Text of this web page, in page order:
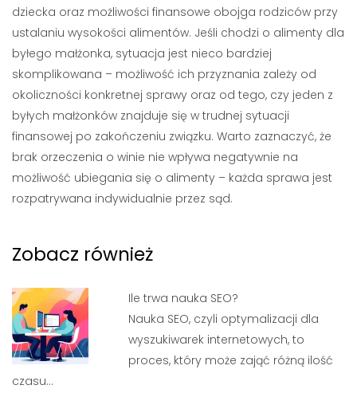
dziecka oraz możliwości finansowe obojga rodziców przy
ustalaniu wysokości alimentów. Jeśli chodzi o alimenty dla
byłego małżonka, sytuacja jest nieco bardziej
skomplikowana – możliwość ich przyznania zależy od
okoliczności konkretnej sprawy oraz od tego, czy jeden z
byłych małżonków znajduje się w trudnej sytuacji
finansowej po zakończeniu związku. Warto zaznaczyć, że
brak orzeczenia o winie nie wpływa negatywnie na
możliwość ubiegania się o alimenty – każda sprawa jest
rozpatrywana indywidualnie przez sąd.
Zobacz również
Ile trwa nauka SEO?
Nauka SEO, czyli optymalizacji dla
wyszukiwarek internetowych, to
proces, który może zająć różną ilość
czasu…